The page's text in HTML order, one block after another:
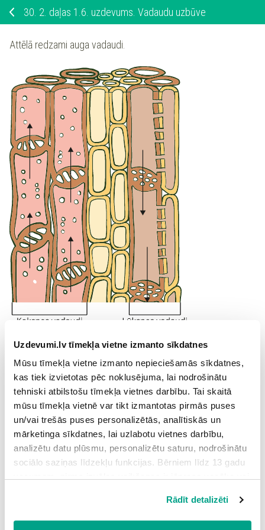
Uzdevumi.lv tīmekļa vietne izmanto sīkdatnes
Mūsu tīmekļa vietne izmanto nepieciešamās sīkdatnes,
kas tiek izvietotas pēc noklusējuma, lai nodrošinātu
tehniski atbilstošu tīmekļa vietnes darbību. Tai skaitā
mūsu tīmekļa vietnē var tikt izmantotas pirmās puses
un/vai trešās puses personalizētās, analītiskās un
mārketinga sīkdatnes, lai uzlabotu vietnes darbību,
analizētu datu plūsmu, personalizētu saturu, nodrošinātu
sociālo saziņas līdzekļu funkcijas. Bērniem līdz 13 gadu
Spiežot uz pogas “Apstiprināt visas”, Jūs piekrītat visām
sīkdatnēm, kas atrodas šajā tīmekļa vietnē, ieskaitot
Rādīt detalizēti
30. 2. daļas 1.6. uzdevums. Vadaudu uzbūve
Attēlā redzami auga vadaudi.
Kura lūksnes vadaudu šūnu uzbūves pazīme nodrošina
vielu vadīšanu?
Uzdevumi.lv Tev piedāvā izvēlēties pareizo atbildi. Darbā
Tev pašam ir jāuzraksta atbilde!
Veidoti no sietstobriem un pavadošajām šūnām,
pagarinātas cauruļveida šūnas.
Šūnas izstieptas garenvirzienā, cauruļveida, izzuduši
Šūnas mazas, ar uzbiezinātiem šūnapvalkiem. Veido